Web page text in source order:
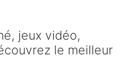
jeux vidéo,
le meilleur